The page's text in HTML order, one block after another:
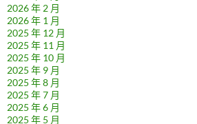
2026 年 2 月
2026 年 1 月
2025 年 12 月
2025 年 11 月
2025 年 10 月
2025 年 9 月
2025 年 8 月
2025 年 7 月
2025 年 6 月
2025 年 5 月